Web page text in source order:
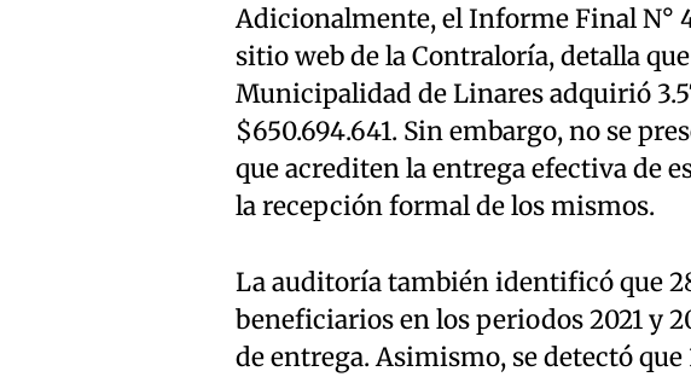
Adicionalmente, el Informe Final N°
sitio web de la Contraloría, detalla
Municipalidad de Linares adquirió
$650.694.641. Sin embargo, no se
que acrediten la entrega efectiva de
la recepción formal de los mismos.
La auditoría también identificó que
beneficiarios en los periodos 2021 y
de entrega. Asimismo, se detectó